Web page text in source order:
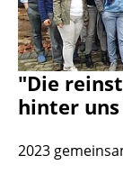
"Die
hinter uns
2023